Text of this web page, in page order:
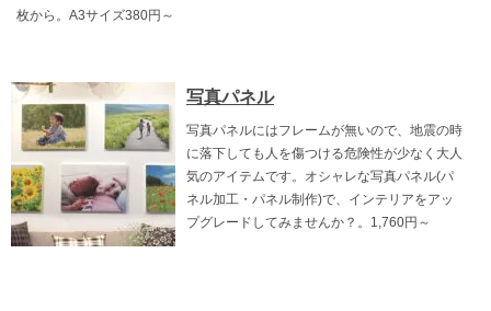
枚から。A3サイズ380円～
写真パネル
写真パネルにはフレームが無いので、地震の時
に落下しても人を傷つける危険性が少なく大人
気のアイテムです。オシャレな写真パネル(パ
ネル加工・パネル制作)で、インテリアをアッ
プグレードしてみませんか？。1,760円～